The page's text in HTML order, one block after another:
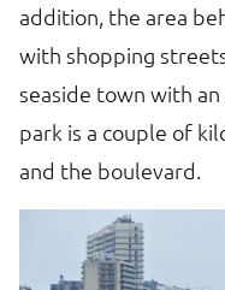
addition, the area
with shopping
seaside town with
park is a couple of
and the boulevard.